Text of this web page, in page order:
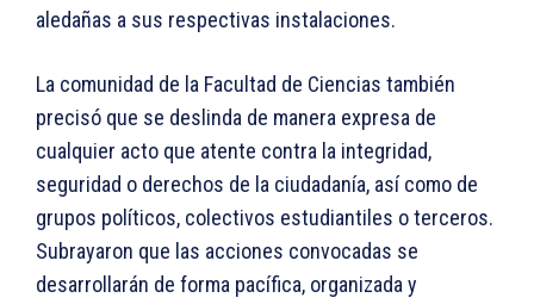
aledañas a sus respectivas instalaciones.
La comunidad de la Facultad de Ciencias también
precisó que se deslinda de manera expresa de
cualquier acto que atente contra la integridad,
seguridad o derechos de la ciudadanía, así como de
grupos políticos, colectivos estudiantiles o terceros.
Subrayaron que las acciones convocadas se
desarrollarán de forma pacífica, organizada y